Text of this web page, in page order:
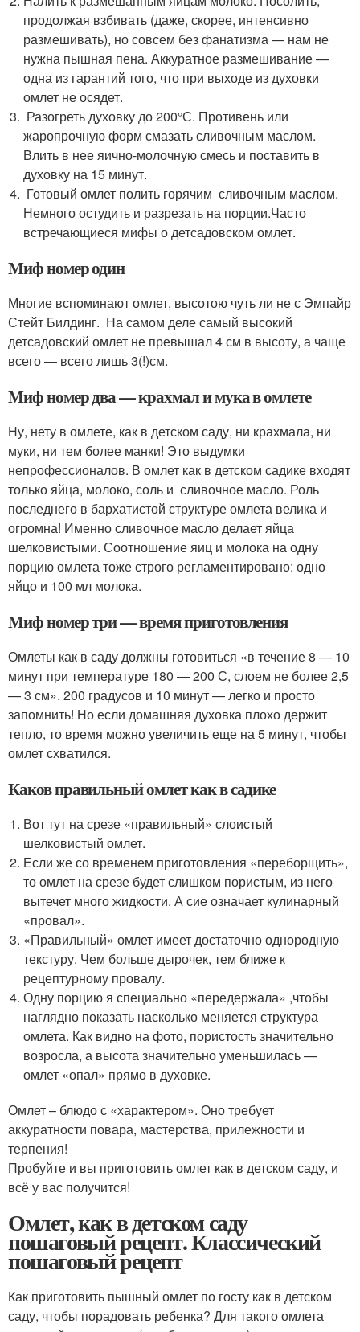
продолжая взбивать (даже, скорее, интенсивно
размешивать), но совсем без фанатизма — нам не
нужна пышная пена. Аккуратное размешивание —
одна из гарантий того, что при выходе из духовки
омлет не осядет.
Разогреть духовку до 200°С. Противень или
жаропрочную форм смазать сливочным маслом.
Влить в нее яично-молочную смесь и поставить в
духовку на 15 минут.
Готовый омлет полить горячим сливочным маслом.
Немного остудить и разрезать на порции.Часто
встречающиеся мифы о детсадовском омлет.
Миф номер один
Многие вспоминают омлет, высотою чуть ли не с Эмпайр
Стейт Билдинг. На самом деле самый высокий
детсадовский омлет не превышал 4 см в высоту, а чаще
всего — всего лишь 3(!)см.
Миф номер два — крахмал и мука в омлете
Ну, нету в омлете, как в детском саду, ни крахмала, ни
муки, ни тем более манки! Это выдумки
непрофессионалов. В омлет как в детском садике входят
только яйца, молоко, соль и сливочное масло. Роль
последнего в бархатистой структуре омлета велика и
огромна! Именно сливочное масло делает яйца
шелковистыми. Соотношение яиц и молока на одну
порцию омлета тоже строго регламентировано: одно
яйцо и 100 мл молока.
Миф номер три — время приготовления
Омлеты как в саду должны готовиться «в течение 8 — 10
минут при температуре 180 — 200 С, слоем не более 2,5
— 3 см». 200 градусов и 10 минут — легко и просто
запомнить! Но если домашняя духовка плохо держит
тепло, то время можно увеличить еще на 5 минут, чтобы
омлет схватился.
Каков правильный омлет как в садике
Вот тут на срезе «правильный» слоистый
шелковистый омлет.
Если же со временем приготовления «переборщить»,
то омлет на срезе будет слишком пористым, из него
вытечет много жидкости. А сие означает кулинарный
«провал».
«Правильный» омлет имеет достаточно однородную
текстуру. Чем больше дырочек, тем ближе к
рецептурному провалу.
Одну порцию я специально «передержала» ,чтобы
наглядно показать насколько меняется структура
омлета. Как видно на фото, пористость значительно
возросла, а высота значительно уменьшилась —
омлет «опал» прямо в духовке.
Омлет – блюдо с «характером». Оно требует
аккуратности повара, мастерства, прилежности и
терпения!
Пробуйте и вы приготовить омлет как в детском саду, и
всё у вас получится!
Омлет, как в детском саду
пошаговый рецепт. Классический
пошаговый рецепт
Как приготовить пышный омлет по госту как в детском
саду, чтобы порадовать ребенка? Для такого омлета